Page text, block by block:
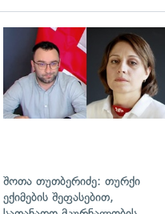
გადახედვა
შოთა თუთბერიძე: თურქი
ექიმების შეფასებით,